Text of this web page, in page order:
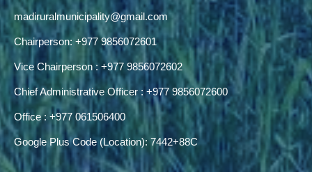
madiruralmunicipality@gmail.com
Chairperson: +977 9856072601
Vice Chairperson : +977 9856072602
Chief Administrative Officer : +977 9856072600
Office : +977 061506400
Google Plus Code (Location): 7442+88C